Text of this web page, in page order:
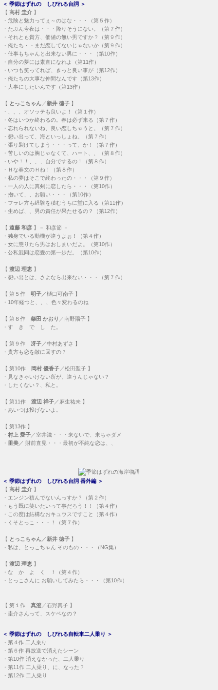
＜ 季節はずれの しびれる台詞 ＞
【 高村 圭介 】
・ 危険と魅力ってぇ～のはな・・・（第５作）
・ たぶん今夜は・・・降りそうにない。（第７作）
・ それとも貴方、価値の無い男ですか？（第９作）
・ 俺たち・・まだ恋してないじゃないか（第９作）
・ 仕事もちゃんと出来ない男に・・・（第10作）
・ 自分の夢には素直になれよ（第11作）
・ いつも笑ってれば、きっと良い事が（第12作）
・ 俺たちの大事な仲間なんです（第13作）
・ 大事にしたいんです（第13作）
【 とっこちゃん ／新井 徳子 】
・
、、、オソッテも良いよ！（第１作）
・ 冬はいつか終わるの。春は必ず来る（第７作）
・ 忘れられないね、良い恋しちゃうと。（第７作）
・ 想い出って、海といっしょね。（第７作）
・ 張り裂けてしまう・・・って、か！（第７作）
・ 苦しいのは胸じゃなくて、ハート、、（第８作）
・ いや！！、、、自分でするの！（第８作）
・ Ｈな春文のＨね！（第８作）
・ 私の夢はそこで終わったの・・・（第９作）
・ 一人の人に真剣に恋したら・・・（第10作）
・ 抱いて、、お願い・・・（第10作）
・ フラレ方も経験を積むうちに堂に入る（第11作）
・ 生めば、、男の責任が果たせるの？（第12作）
【 遠藤 和彦 】－ 和彦節 －
・ 独身でいる動機が違うよぉ！（第４作）
・ 女に懲りたら男はおしまいだよ。（第10作）
・ 公私混同は恋愛の第一歩だ。（第10作）
【 渡辺 理恵 】
・ 想い出とは、さよなら出来ない・・・（第７作）
【 第５作 明子 ／樋口可南子 】
・ 10年経つと、、、色々変わるのね
【 第８作 柴田 かおり ／南野陽子 】
・ す き で し た。
【 第９作 冴子 ／中村あずさ 】
・ 貴方も恋を敵に回すの？
【 第10作 岡村 優香子 ／松田聖子 】
・ 見なきゃいけない所が、違うんじゃない？
・ したくない？、私と。
【 第11作 渡辺 祥子 ／麻生祐未 】
・ あいつは投げないよ。
【 第13作 】
・ 村上 愛子 ／室井滋・・・ 来ないで、来ちゃダメ
・ 里美 ／ 財前直見・・・ 最初が不純な恋は、、
＜ 季節はずれの しびれる台詞 番外編 ＞
【 高村 圭介 】
・ エンジン積んでないんっすか？（第２作）
・ もう既に笑いたいって事だろう！！（第４作）
・ この度は結構なおキュウスですこと（第４作）
・ くそとっこ・・・！（第７作）
【 とっこちゃん ／新井 徳子 】
・ 私は、とっこちゃん そのもの・・・（NG集）
【 渡辺 理恵 】
・ な か よ く ！（第４作）
・ とっこさんに お願いしてみたら・・・（第10作）
【 第１作 真澄 ／石野真子 】
・ 圭介さんって、スケベなの？
＜ 季節はずれの しびれる自転車二人乗り ＞
・ 第４作 二人乗り
・ 第６作 再放送で消えたシーン
・ 第10作 消えなかった、二人乗り
・ 第11作 二人乗り、に、なった？
・ 第12作 二人乗り